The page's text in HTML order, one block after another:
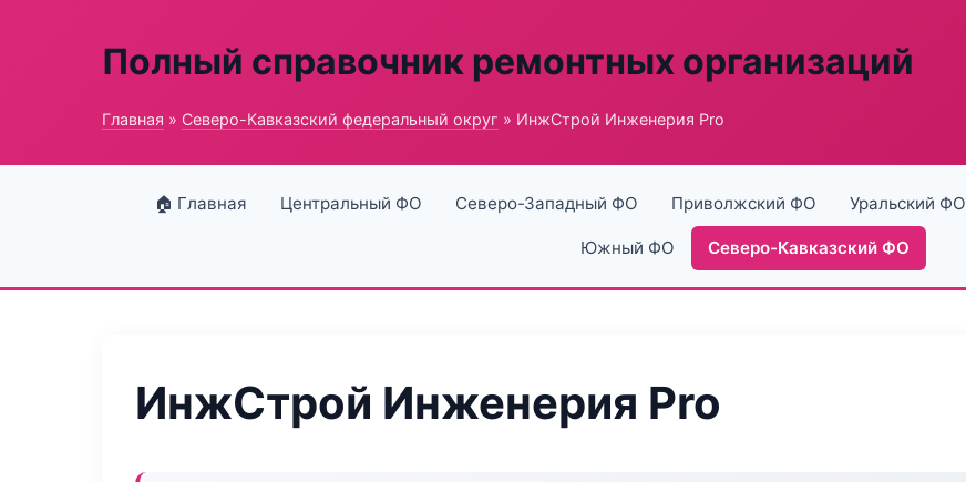
Полный справочник ремонтных организаций
Главная » Северо-Кавказский федеральный округ » ИнжСтрой Инженерия Pro
🏠 Главная Центральный ФО Северо-Западный ФО Приволжский ФО Уральский ФО
Южный ФО Северо-Кавказский ФО
ИнжСтрой Инженерия Pro